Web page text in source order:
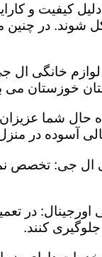
کیفیت و
در چنین
خانگی ال
خوزستان می
حال شما
آسوده در
ال جی: تخصص
اورجینال: در
کنند.